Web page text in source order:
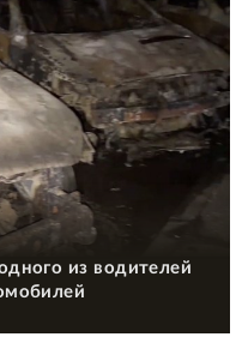
из водителей